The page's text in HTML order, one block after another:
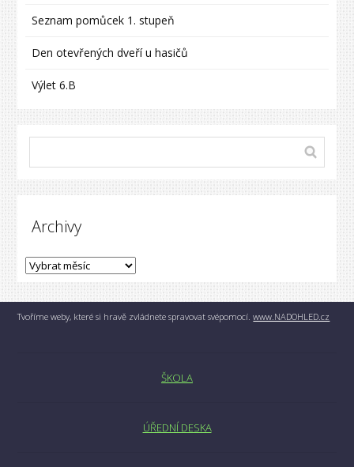
Seznam pomůcek 1. stupeň
Den otevřených dveří u hasičů
Výlet 6.B
Archivy
Tvoříme weby, které si hravě zvládnete spravovat svépomocí.www.NADOHLED.cz
ŠKOLA
ÚŘEDNÍ DESKA